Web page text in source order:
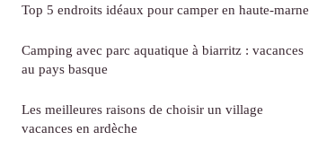
Top 5 endroits idéaux pour camper en haute-marne
Camping avec parc aquatique à biarritz : vacances
au pays basque
Les meilleures raisons de choisir un village
vacances en ardèche